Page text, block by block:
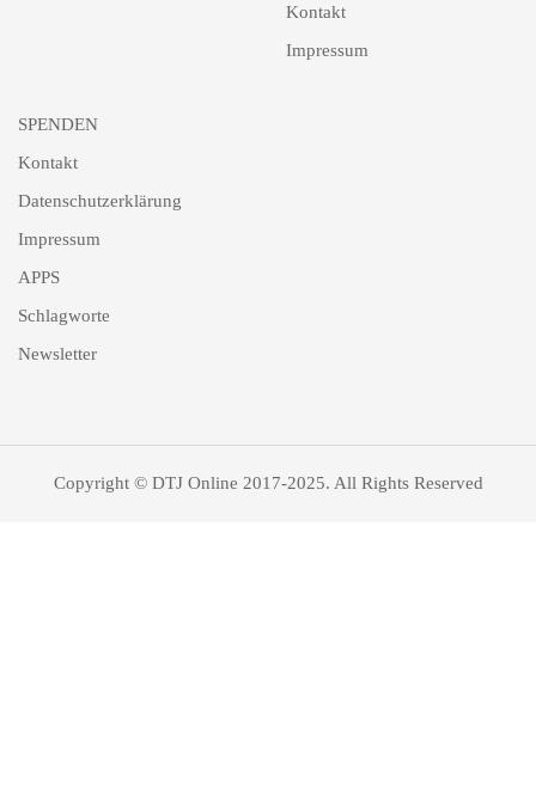
Kontakt
Impressum
SPENDEN
Kontakt
Datenschutzerklärung
Impressum
APPS
Schlagworte
Newsletter
Copyright © DTJ Online 2017-2025. All Rights Reserved